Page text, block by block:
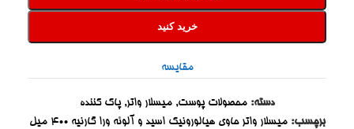
خرید کنید
مقایسه
دسته: محصولات پوست, میسلار واتر, پاک کننده
برچسب:
میسلار واتر حاوی هیالورونیک اسید و آلوئه ورا گارنیه ۴۰۰ میل